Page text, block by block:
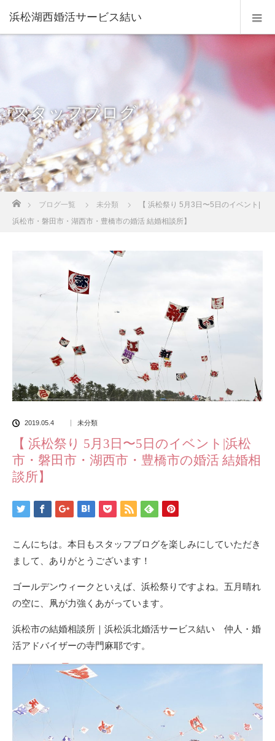
浜松湖西婚活サービス結い
スタッフブログ
ブログ一覧 未分類
【 浜松祭り 5月3日〜5日のイベント|
浜松市・磐田市・湖西市・豊橋市の婚活 結婚相談所】
2019.05.4 未分類
【 浜松祭り 5月3日〜5日のイベント|浜松
市・磐田市・湖西市・豊橋市の婚活 結婚相
談所】
こんにちは。本日もスタッフブログを楽しみにしていただき
まして、ありがとうございます！
ゴールデンウィークといえば、浜松祭りですよね。五月晴れ
の空に、凧が力強くあがっています。
浜松市の結婚相談所｜浜松浜北婚活サービス結い 仲人・婚
活アドバイザーの寺門麻耶です。